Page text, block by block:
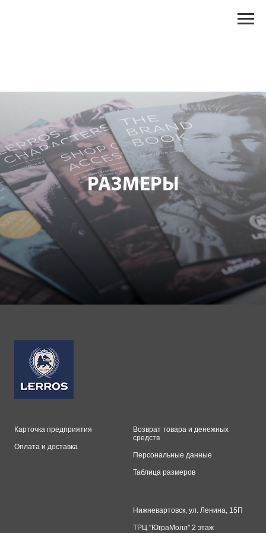
РАЗМЕРЫ
Карточка предприятия
Оплата и доставка
Возврат товара и денежных
средств
Персональные данные
Таблица размеров
Нижневартовск, ул. Ленина, 15П
ТРЦ "ЮграМолл" 2 этаж